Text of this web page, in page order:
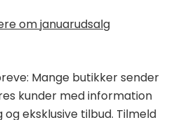
om januarudsalg
Mange butikker sender
kunder med information
eksklusive tilbud. Tilmeld